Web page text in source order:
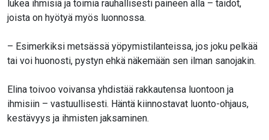
lukea ihmisiä ja toimia rauhallisesti paineen alla – taidot,
joista on hyötyä myös luonnossa.
– Esimerkiksi metsässä yöpymistilanteissa, jos joku pelkää
tai voi huonosti, pystyn ehkä näkemään sen ilman sanojakin.
Elina toivoo voivansa yhdistää rakkautensa luontoon ja
ihmisiin – vastuullisesti. Häntä kiinnostavat luonto-ohjaus,
kestävyys ja ihmisten jaksaminen.